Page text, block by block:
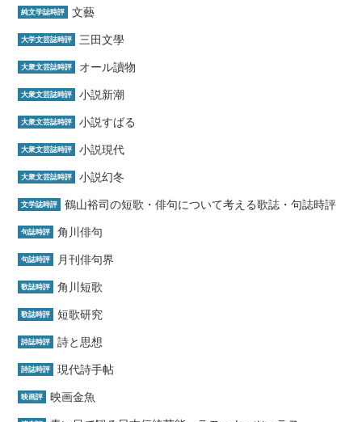
純文学誌時評 文藝
大学文芸誌時評 三田文學
大衆文芸誌時評 オール讀物
大衆文芸誌時評 小説新潮
大衆文芸誌時評 小説すばる
大衆文芸誌時評 小説現代
大衆文芸誌時評 小説幻冬
文学誌時評 鶴山裕司の短歌・俳句について考える歌誌・句誌時評
句誌時評 角川俳句
句誌時評 月刊俳句界
歌誌時評 角川短歌
歌誌時評 短歌研究
詩誌時評 詩と思想
詩誌時評 現代詩手帖
映画評 映画金魚